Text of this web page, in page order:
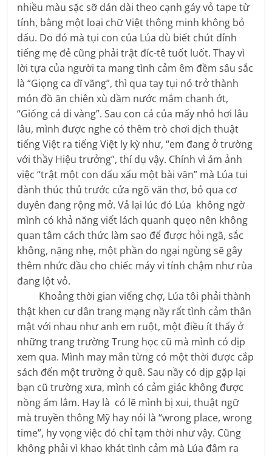
nhiều màu sặc sỡ dán dài theo cạnh gáy vỏ tape từ
tính, bằng một loại chữ Việt thông minh không bỏ
dấu. Do đó mà tụi con của Lúa dù biết chút đỉnh
tiếng mẹ đẻ cũng phải trật đíc-tê tuốt luốt. Thay vì
lời tựa của người ta mang tình cảm êm đềm sâu sắc
là “Giọng ca dĩ vãng”, thì qua tay tụi nó trở thành
món đồ ăn chiên xù dầm nước mắm chanh ớt,
“Giống cá di vàng”. Sau con cá của mấy nhỏ hơi lâu
lâu, mình được nghe có thêm trò chơi dịch thuật
tiếng Việt ra tiếng Việt ly kỳ như, “em đang ở trường
với thầy Hiệu trưởng”, thí dụ vậy. Chính vì ám ảnh
việc “trật một con dấu xấu một bài văn” mà Lúa tui
đành thúc thủ trước cửa ngõ văn thơ, bỏ qua cơ
duyên đang rộng mở. Vả lại lúc đó Lúa không ngờ
mình có khả năng viết lách quanh quẹo nên không
quan tâm cách thức làm sao để được hỏi ngã, sắc
không, nặng nhẹ, một phần do ngại ngùng sẽ gây
thêm nhức đầu cho chiếc máy vi tính chậm như rùa
đang lột vỏ.
Khoảng thời gian viếng chợ, Lúa tôi phải thành
thật khen cư dân trang mạng nầy rất tình cảm thân
mật với nhau như anh em ruột, một điều ít thấy ở
những trang trường Trung học cũ mà mình có dịp
xem qua. Mình may mắn từng có một thời được cắp
sách đến một trường ở quê. Sau nầy có dịp gặp lại
bạn cũ trường xưa, mình có cảm giác không được
nồng ấm lắm. Hay là có lẽ mình bị xui, thuật ngữ
mà truyền thông Mỹ hay nói là “wrong place, wrong
time”, hy vọng việc đó chỉ tạm thời như vậy. Cũng
không phải vì khao khát tình cảm mà Lúa đâm ra